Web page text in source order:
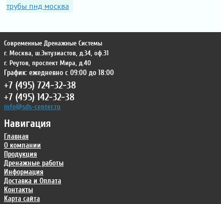
трубы пнд москва
Навигация
Главная
О компании
Продукция
Дренажные работы
Информация
Доставка и Оплата
Контакты
Карта сайта
Современные Дренажные Системы
г. Москва, ш.Энтузиастов, д.34, оф.31
г. Реутов, проспект Мира, д.40
График: ежедневно с 09:00 до 18:00
+7 (495) 724-32-38
+7 (495) 142-32-38
info@sds-center.ru